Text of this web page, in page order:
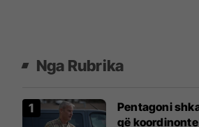
Nga Rubrika
Pentagoni
që